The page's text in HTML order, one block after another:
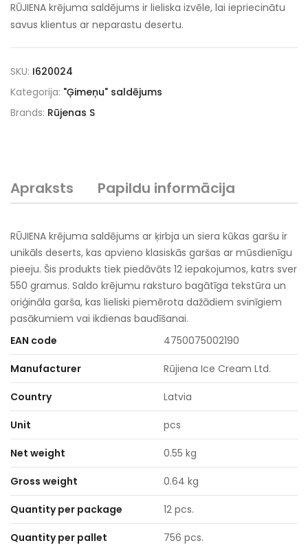
RŪJIENA krējuma saldējums ir lieliska izvēle, lai iepriecinātu
savus klientus ar neparastu desertu.
SKU: I620024
Kategorija: "Ģimeņu" saldējums
Brands: Rūjenas S
Apraksts Papildu informācija
RŪJIENA krējuma saldējums ar ķirbja un siera kūkas garšu ir
unikāls deserts, kas apvieno klasiskās garšas ar mūsdienīgu
pieeju. Šis produkts tiek piedāvāts 12 iepakojumos, katrs sver
550 gramus. Saldo krējumu raksturo bagātīga tekstūra un
oriģināla garša, kas lieliski piemērota dažādiem svinīgiem
pasākumiem vai ikdienas baudīšanai.
EAN code
4750075002190
Manufacturer Rūjiena Ice Cream Ltd.
Country Latvia
Unit pcs
Net weight 0.55 kg
Gross weight 0.64 kg
Quantity per package 12 pcs.
Quantity per pallet 756 pcs.